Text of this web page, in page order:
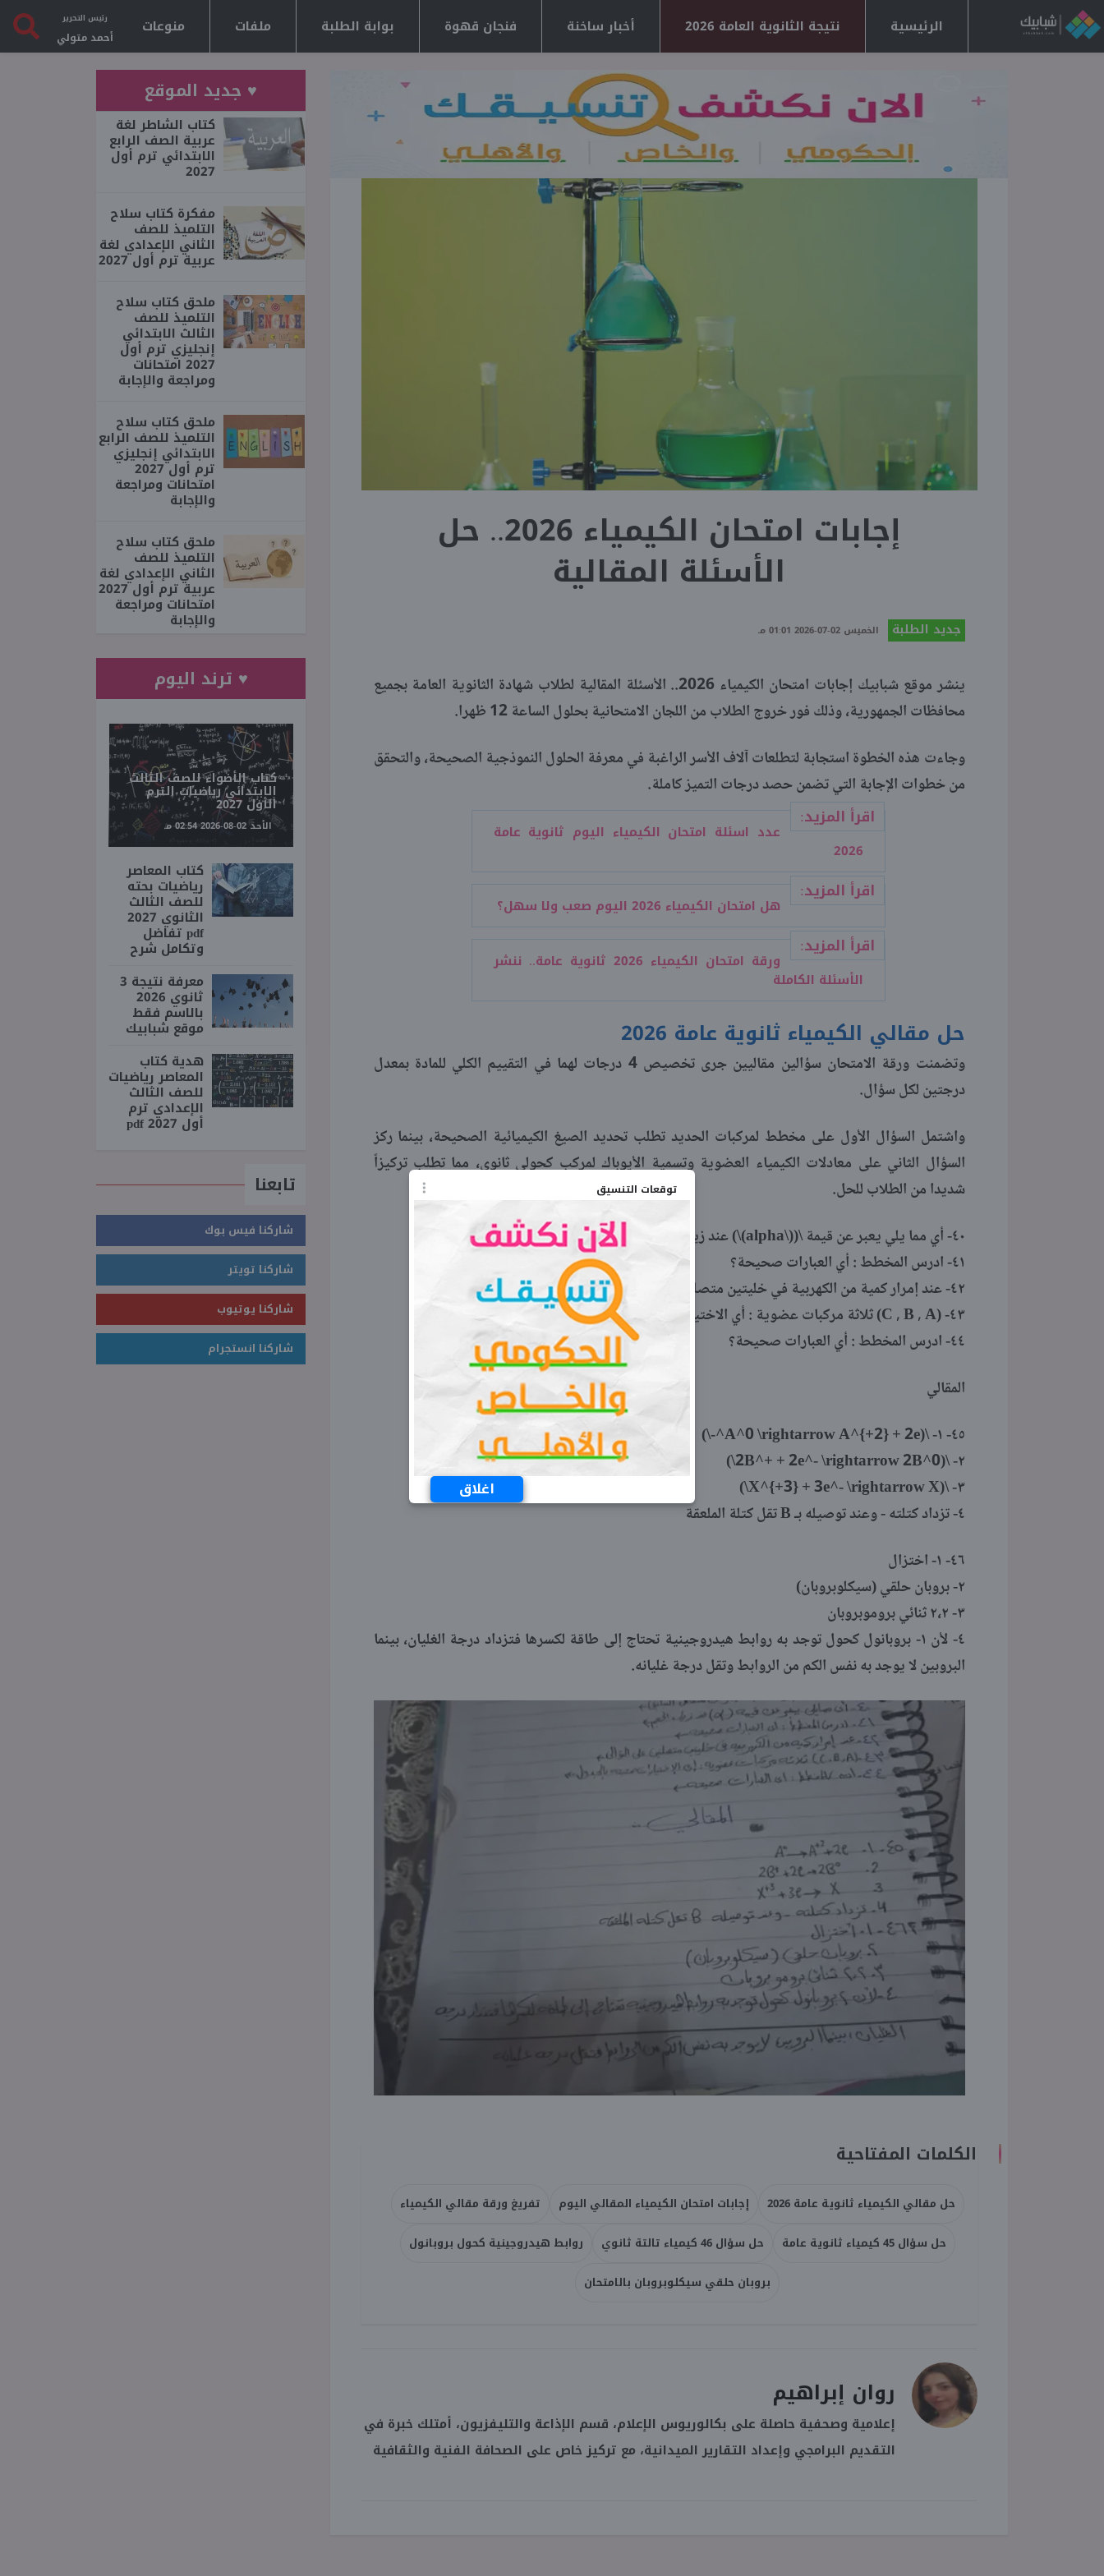
توقعات التنسيق
اغلاق
الرئيسية نتيجة الثانوية العامة 2026 أخبار ساخنة فنجان قهوة بوابة الطلبة ملفات منوعات رئيس التحرير
أحمد متولي
إجابات امتحان الكيمياء 2026.. حل
الأسئلة المقالية
جديد الطلبة الخميس 02-07-2026 01:01 مـ
ينشر موقع شبابيك إجابات امتحان الكيمياء 2026.. الأسئلة المقالية لطلاب شهادة الثانوية العامة بجميع
محافظات الجمهورية، وذلك فور خروج الطلاب من اللجان الامتحانية بحلول الساعة 12 ظهرا.
وجاءت هذه الخطوة استجابة لتطلعات آلاف الأسر الراغبة في معرفة الحلول النموذجية الصحيحة، والتحقق
من خطوات الإجابة التي تضمن حصد درجات التميز كاملة.
اقرأ المزيد:
عدد اسئلة امتحان الكيمياء اليوم ثانوية عامة
2026
اقرأ المزيد:
هل امتحان الكيمياء 2026 اليوم صعب ولا سهل؟
اقرأ المزيد:
ورقة امتحان الكيمياء 2026 ثانوية عامة.. ننشر
الأسئلة الكاملة
حل مقالي الكيمياء ثانوية عامة 2026
وتضمنت ورقة الامتحان سؤالين مقاليين جرى تخصيص 4 درجات لهما في التقييم الكلي للمادة بمعدل
درجتين لكل سؤال.
واشتمل السؤال الأول على مخطط لمركبات الحديد تطلب تحديد الصيغ الكيميائية الصحيحة، بينما ركز
السؤال الثاني على معادلات الكيمياء العضوية وتسمية الأيوباك لمركب كحولي ثانوي، مما تطلب تركيزاً
شديدا من الطلاب للحل.
٤٠- أي مما يلي يعبر عن قيمة \((\alpha)\) عند زيادة الحجم
٤١- ادرس المخطط : أي العبارات صحيحة؟
٤٢- عند إمرار كمية من الكهربية في خليتين متصلتين على التوالي
٤٣- (C , B , A) ثلاثة مركبات عضوية : أي الاختيارات صحيحة بالجدول
٤٤- ادرس المخطط : أي العبارات صحيحة؟
المقالي
٤٥- ١- \(A^0 \rightarrow A^{+2} + 2e^-\)
٢- \(2B^+ + 2e^- \rightarrow 2B^0\)
٣- \(X^{+3} + 3e^- \rightarrow X\)
٤- تزداد كتلته - وعند توصيله بـ B تقل كتلة الملعقة
٤٦- ١- اختزال
٢- بروبان حلقي (سيكلوبروبان)
٣- ٢،٢ ثنائي بروموبروبان
٤- لأن ١- بروبانول كحول توجد به روابط هيدروجينية تحتاج إلى طاقة لكسرها فتزداد درجة الغليان، بينما
البروبين لا يوجد به نفس الكم من الروابط وتقل درجة غليانه.
الكلمات المفتاحية
حل مقالي الكيمياء ثانوية عامة 2026 إجابات امتحان الكيمياء المقالي اليوم
تفريغ ورقة مقالي الكيمياء
حل سؤال 45 كيمياء ثانوية عامة
حل سؤال 46 كيمياء تالتة ثانوي
روابط هيدروجينية كحول بروبانول
بروبان حلقي سيكلوبروبان بالامتحان
روان إبراهيم
إعلامية وصحفية حاصلة على بكالوريوس الإعلام، قسم الإذاعة والتليفزيون، أمتلك خبرة في
التقديم البرامجي وإعداد التقارير الميدانية، مع تركيز خاص على الصحافة الفنية والثقافية
♥ جديد الموقع
كتاب الشاطر لغة
عربية الصف الرابع
الابتدائي ترم أول
2027
مفكرة كتاب سلاح
التلميذ للصف
الثاني الإعدادي لغة
عربية ترم أول 2027
ملحق كتاب سلاح
التلميذ للصف
الثالث الابتدائي
إنجليزي ترم أول
2027 امتحانات
ومراجعة والإجابة
ملحق كتاب سلاح
التلميذ للصف الرابع
الابتدائي إنجليزي
ترم أول 2027
امتحانات ومراجعة
والإجابة
ملحق كتاب سلاح
التلميذ للصف
الثاني الإعدادي لغة
عربية ترم أول 2027
امتحانات ومراجعة
والإجابة
♥ ترند اليوم
كتاب الأضواء للصف الثالث
الابتدائي رياضيات الترم
الأول 2027
الأحد 02-08-2026 02:54 مـ
كتاب المعاصر
رياضيات بحته
للصف الثالث
الثانوي 2027
pdf تفاضل
وتكامل شرح
معرفة نتيجة 3
ثانوي 2026
بالاسم فقط
موقع شبابيك
هدية كتاب
المعاصر رياضيات
للصف الثالث
الإعدادي ترم
أول 2027 pdf
تابعنا
شاركنا فيس بوك
شاركنا تويتر
شاركنا يوتيوب
شاركنا انستجرام